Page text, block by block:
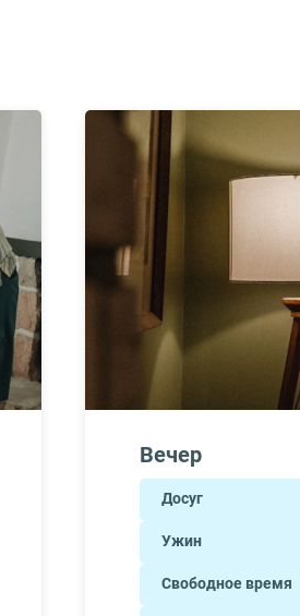
Вечер
Досуг
Ужин
Свободное время